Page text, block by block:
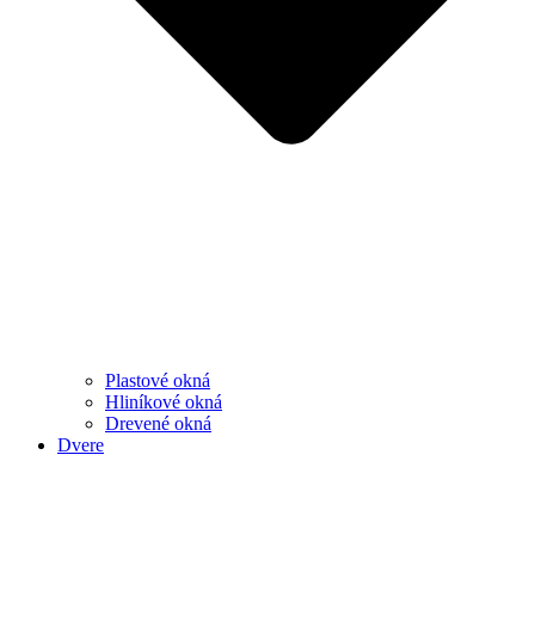
Plastové okná
Hliníkové okná
Drevené okná
Dvere